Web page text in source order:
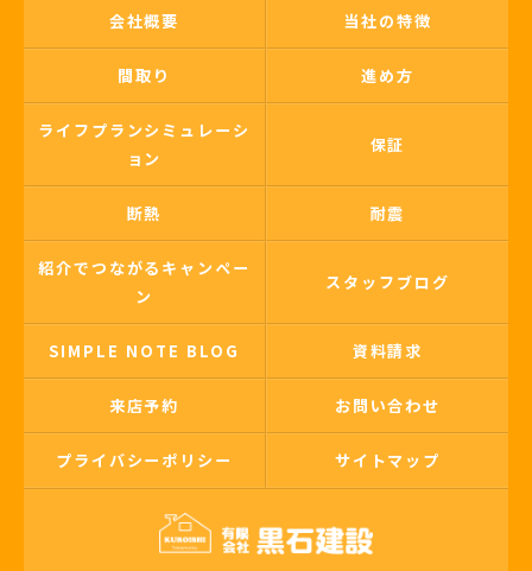
会社概要 当社の特徴
間取り 進め方
ライフプランシミュレーシ
ョン
保証
断熱 耐震
紹介でつながるキャンペー
ン
スタッフブログ
SIMPLE NOTE BLOG 資料請求
来店予約 お問い合わせ
プライバシーポリシー サイトマップ